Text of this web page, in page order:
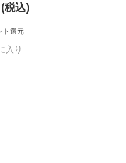
税込)
ト還元
入り